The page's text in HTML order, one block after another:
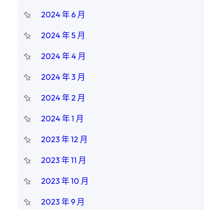
2024 年 6 月
2024 年 5 月
2024 年 4 月
2024 年 3 月
2024 年 2 月
2024 年 1 月
2023 年 12 月
2023 年 11 月
2023 年 10 月
2023 年 9 月